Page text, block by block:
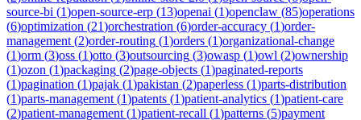
source-bi (1)open-source-erp (13)openai (1)openclaw (85)operations
(6)optimization (21)orchestration (6)order-accuracy (1)order-
management (2)order-routing (1)orders (1)organizational-change
(1)orm (3)oss (1)otto (3)outsourcing (3)owasp (1)owl (2)ownership
(1)ozon (1)packaging (2)page-objects (1)paginated-reports
(1)pagination (1)pajak (1)pakistan (2)paperless (1)parts-distribution
(1)parts-management (1)patents (1)patient-analytics (1)patient-care
(2)patient-management (1)patient-recall (1)patterns (5)payment